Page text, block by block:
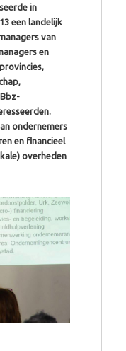
in
een landelijk
van
en
ondernemers
en financieel
overheden